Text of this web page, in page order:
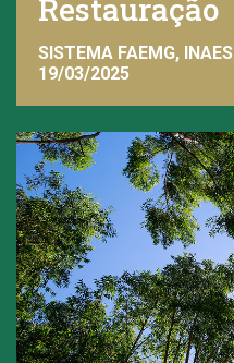
Restauração
SISTEMA FAEMG, INAES
19/03/2025